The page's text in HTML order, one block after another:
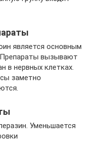
является основным
Препараты вызывают
в нервных клетках.
заметно
Уменьшается